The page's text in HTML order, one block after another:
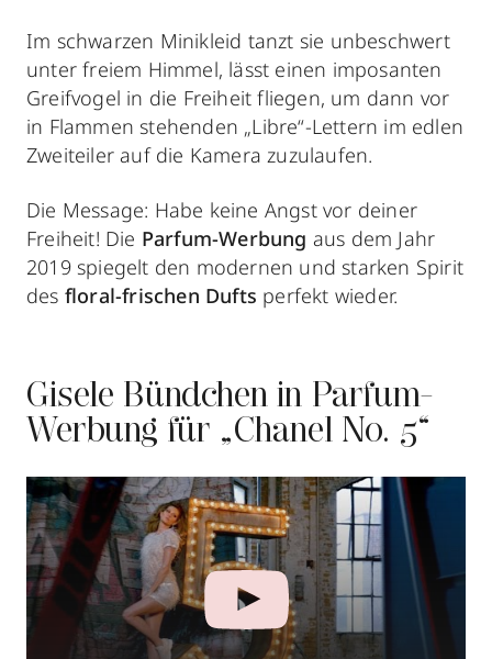
Im schwarzen Minikleid tanzt sie unbeschwert
unter freiem Himmel, lässt einen imposanten
Greifvogel in die Freiheit fliegen, um dann vor
in Flammen stehenden „Libre“-Lettern im edlen
Zweiteiler auf die Kamera zuzulaufen.
Die Message: Habe keine Angst vor deiner
Freiheit! Die Parfum-Werbung aus dem Jahr
2019 spiegelt den modernen und starken Spirit
des floral-frischen Dufts perfekt wieder.
Gisele Bündchen in Parfum-
Werbung für „Chanel No. 5“